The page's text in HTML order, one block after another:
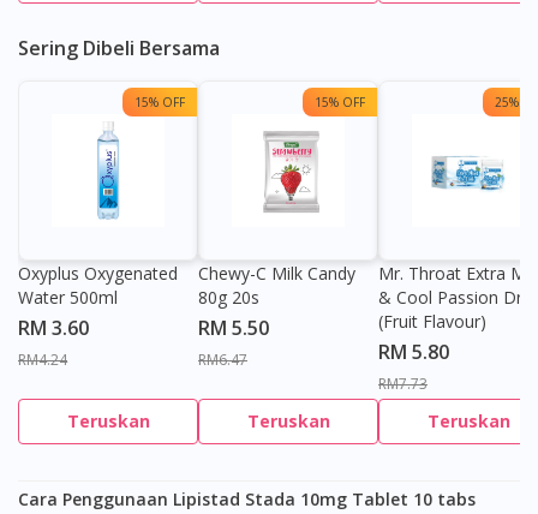
Sering Dibeli Bersama
15% OFF
Oxyplus Oxygenated
Water 500ml
RM 3.60
RM4.24
Teruskan
15% OFF
Chewy-C Milk Candy
80g 20s
RM 5.50
RM6.47
Teruskan
25%
Mr. Throat Extra
& Cool Passion
(Fruit Flavour)
RM 5.80
RM7.73
Teruskan
Cara Penggunaan Lipistad Stada 10mg Tablet 10 tabs